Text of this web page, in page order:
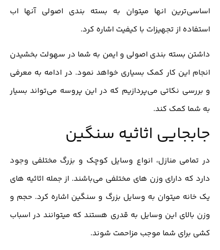
اساسی‌ترین انها میتوان به بسته بندی اصولی آنها اب
استفاده از تجهیزات با کیفیت اشاره کرد.
داشتن بسته بندی اصولی و ایمن به شما در سهولت بخشیدن
انجام این کار کمک بسیاری خواهد نمود. در ادامه به معرفی
و بررسی نکاتی می‌پردازیم که در این پروسه می‌تواند بسیار
به شما کمک کند.
جابجایی اثاثیه سنگین
در تمامی منازل، انواع وسایل کوچک و بزرگ مختلفی وجود
دارد که دارای وزن های مختلفی می‌باشند. از جمله اثاثیه های
یک خانه میتوان به وسایل بزرگ و سنگین اشاره کرد. حجم و
وزن بالای این وسایل به قدری هستند که میتوانند در اسباب
کشی برای شما موجب مزاحمت شوند.